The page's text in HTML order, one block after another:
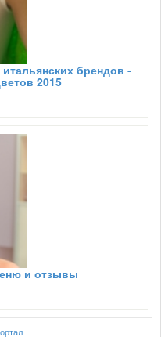
брендов -
2015
и отзывы